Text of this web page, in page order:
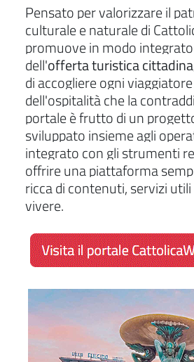
Pensato per valorizzare il
culturale e naturale di
promuove in modo
dell'offerta turistica cittadina
di accogliere ogni
dell'ospitalità che la
portale è frutto di un
sviluppato insieme agli
integrato con gli strumenti
offrire una piattaforma
ricca di contenuti, servizi
vivere.